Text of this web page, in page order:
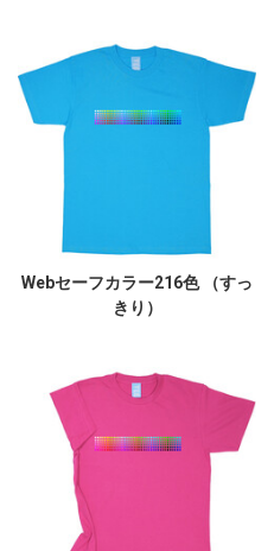
Webセーフカラー216色 （すっ
きり）